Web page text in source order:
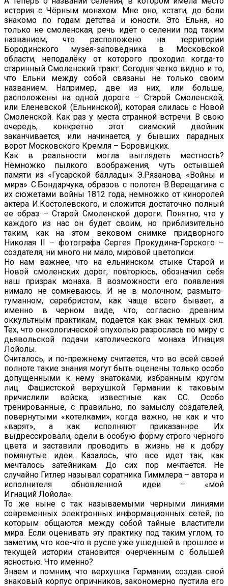
история с Чёрным монахом. Мне оно, кстати, до боли
знакомо по годам детства и юности. Это Ельня, но
только не смоленская, речь идёт о селении под таким
названием, что расположено на территории
Бородинского музея-заповедника в Московской
области, неподалёку от которого проходил когда-то
старинный Смоленский тракт. Сегодня четко видно и то,
что Ельни между собой связаны не только своим
названием. Например, две из них, или больше,
расположены на одной дороге – Старой Смоленской,
или Еленевской (Ельнинской), которая слилась с Новой
Смоленской. Как раз у места странной встречи. В свою
очередь, конкретно этот сиамский двойник
заканчивается, или начинается, у бывших парадных
ворот Московского Кремля – Боровицких.
Как в реальности могла выглядеть местность?
Немножко пылкого воображения, чуть остывшей
памяти из «Гусарской баллады» Э.Рязанова, «Войны и
мира» С.Бондарчука, образов с полотен В.Верещагина с
их сюжетами войны 1812 года, немножко от киноролей
актера И.Костолевского, и сложится достаточно полный
ее образ – Старой Смоленской дороги. Понятно, что у
каждого из нас он будет своим, но приблизительно
таким, как на этом вековом снимке придворного
Николая II – фотографа Сергея Прокудина-Горского –
создателя, ни много ни мало, мировой цветописи.
Но нам важнее, что на ельнинском стыке Старой и
Новой смоленских дорог, повторюсь, обозначил себя
наш призрак монаха. В возможности его появления
нимало не сомневаюсь. И не в молочном, размыто-
туманном, серебристом, как чаще всего бывает, а
именно в черном виде, что, согласно древним
оккультным практикам, подается как знак темных сил.
Тех, что онкологической опухолью разрослась по миру с
дьявольской подачи католического монаха Игнация
Лойолы.
Считалось, и по-прежнему считается, что во всей своей
полноте такие знания могут быть оценены только особо
допущенными к нему знатоками, избранным кругом
лиц. Фашистской верхушкой Германии к таковым
причислили войска, известные как СС. Особо
тренированные, с правильно, по замыслу создателей,
повернутыми «котелками», когда важно, не как и что
«варят», а как исполняют приказанное. Их
выдрессировали, одели в особую форму строго черного
цвета и заставили проводить в жизнь не к добру
помянутые идеи. Казалось, что все идет так, как
мечталось затейникам. До сих пор мечтается. Не
случайно Гитлер называл соратника Гиммлера – автора и
исполнителя обновленной идеи – «мой
Игнаций Лойола».
То же ныне с так называемыми черными линиями
современных электронных информационных сетей, по
которым общаются между собой тайные властители
мира. Если оценивать эту практику под таким углом, то
заметим, что кое-что в русле уже ушедшей в прошлое и
текущей истории становится очерченным с большей
ясностью. Что именно?
Знаем и помним, что верхушка Германии, создав свой
знаковый корпус опричников, закономерно пустила его